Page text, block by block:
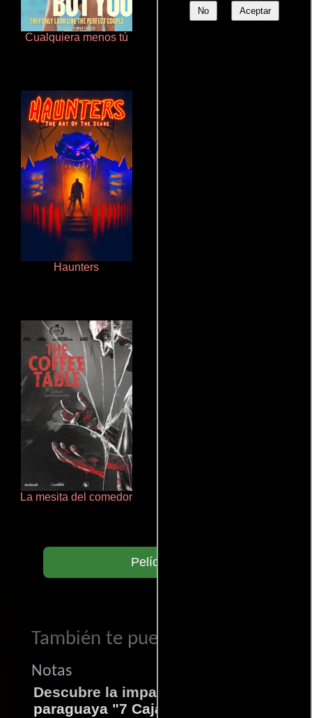
No Aceptar
Cualquiera menos tú
Haunters
La mesita del comedor
Películas
También te puede interesar...
Notas
Descubre la impactante película
paraguaya "7 Cajas"